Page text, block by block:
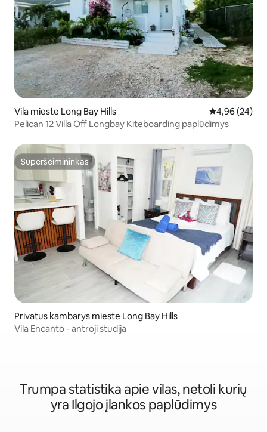
Vila mieste Long Bay Hills Vidutinis
4,96 (24)
Pelican 12 Villa Off Longbay Kiteboarding paplūdimys
Superšeimininkas
Superšeimininkas
Privatus kambarys mieste Long Bay Hills
Vila Encanto - antroji studija
Trumpa statistika apie vilas, netoli kurių
yra Ilgojo įlankos paplūdimys